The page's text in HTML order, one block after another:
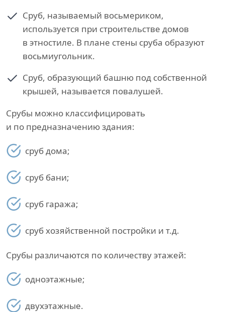
Сруб, называемый восьмериком,
используется при строительстве домов
в этностиле. В плане стены сруба образуют
восьмиугольник.
Сруб, образующий башню под собственной
крышей, называется повалушей.
Срубы можно классифицировать
и по предназначению здания:
сруб дома;
сруб бани;
сруб гаража;
сруб хозяйственной постройки и т.д.
Срубы различаются по количеству этажей:
одноэтажные;
двухэтажные.